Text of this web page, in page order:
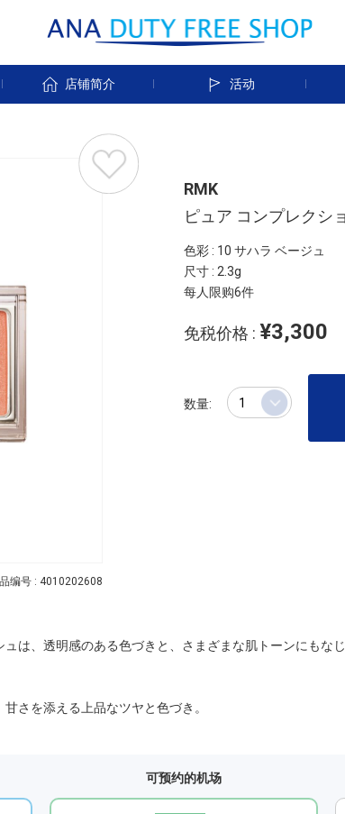
店铺简介 活动
编号 : 4010202608
RMK
ピュア コンプレクシ
色彩 : 10 サハラ ベージュ
尺寸 : 2.3g
每人限购6件
免税价格 : ¥3,300
数量:
は、透明感のある色づきと、さまざまな肌トーンにもな
さを添える上品なツヤと色づき。
可预约的机场